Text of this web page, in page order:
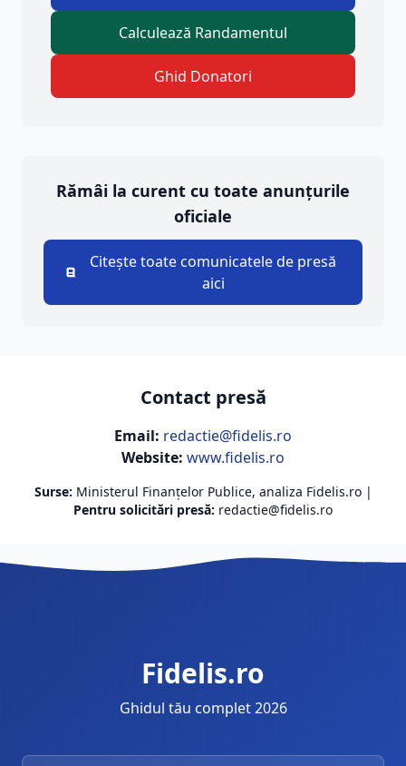
Calculează Randamentul
Ghid Donatori
Rămâi la curent cu toate anunțurile
oficiale
Citește toate comunicatele de presă
aici
Contact presă
Email: redactie@fidelis.ro
Website: www.fidelis.ro
Surse: Ministerul Finanțelor Publice, analiza Fidelis.ro |
Pentru solicitări presă: redactie@fidelis.ro
Fidelis.ro
Ghidul tău complet 2026